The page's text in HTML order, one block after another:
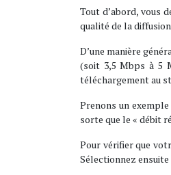
Tout d’abord, vous
qualité de la
D’une manière
(soit 3,5 Mbps à 5
téléchargement au
Prenons un
sorte que le « débit
Pour vérifier que
Sélectionnez